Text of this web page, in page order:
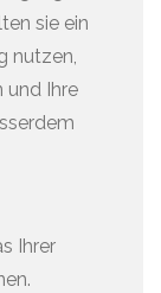
sie ein
nutzen,
und Ihre
Ihrer